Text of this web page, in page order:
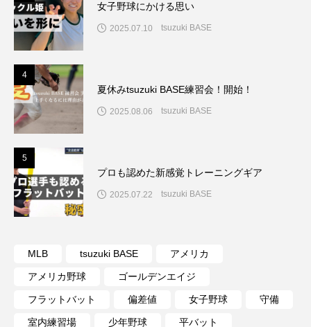
女子野球にかける思い
2025.07.10 tsuzuki BASE
4
夏休みtsuzuki BASE練習会！開始！
2025.08.06 tsuzuki BASE
5
プロも認めた新感覚トレーニングギア
2025.07.22 tsuzuki BASE
MLB tsuzuki BASE アメリカ
アメリカ野球 ゴールデンエイジ
フラットバット 偏差値 女子野球 守備
室内練習場 少年野球 平バット